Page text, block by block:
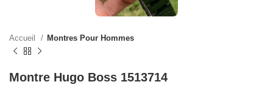
Accueil Montres Pour Hommes
Montre Hugo Boss 1513714